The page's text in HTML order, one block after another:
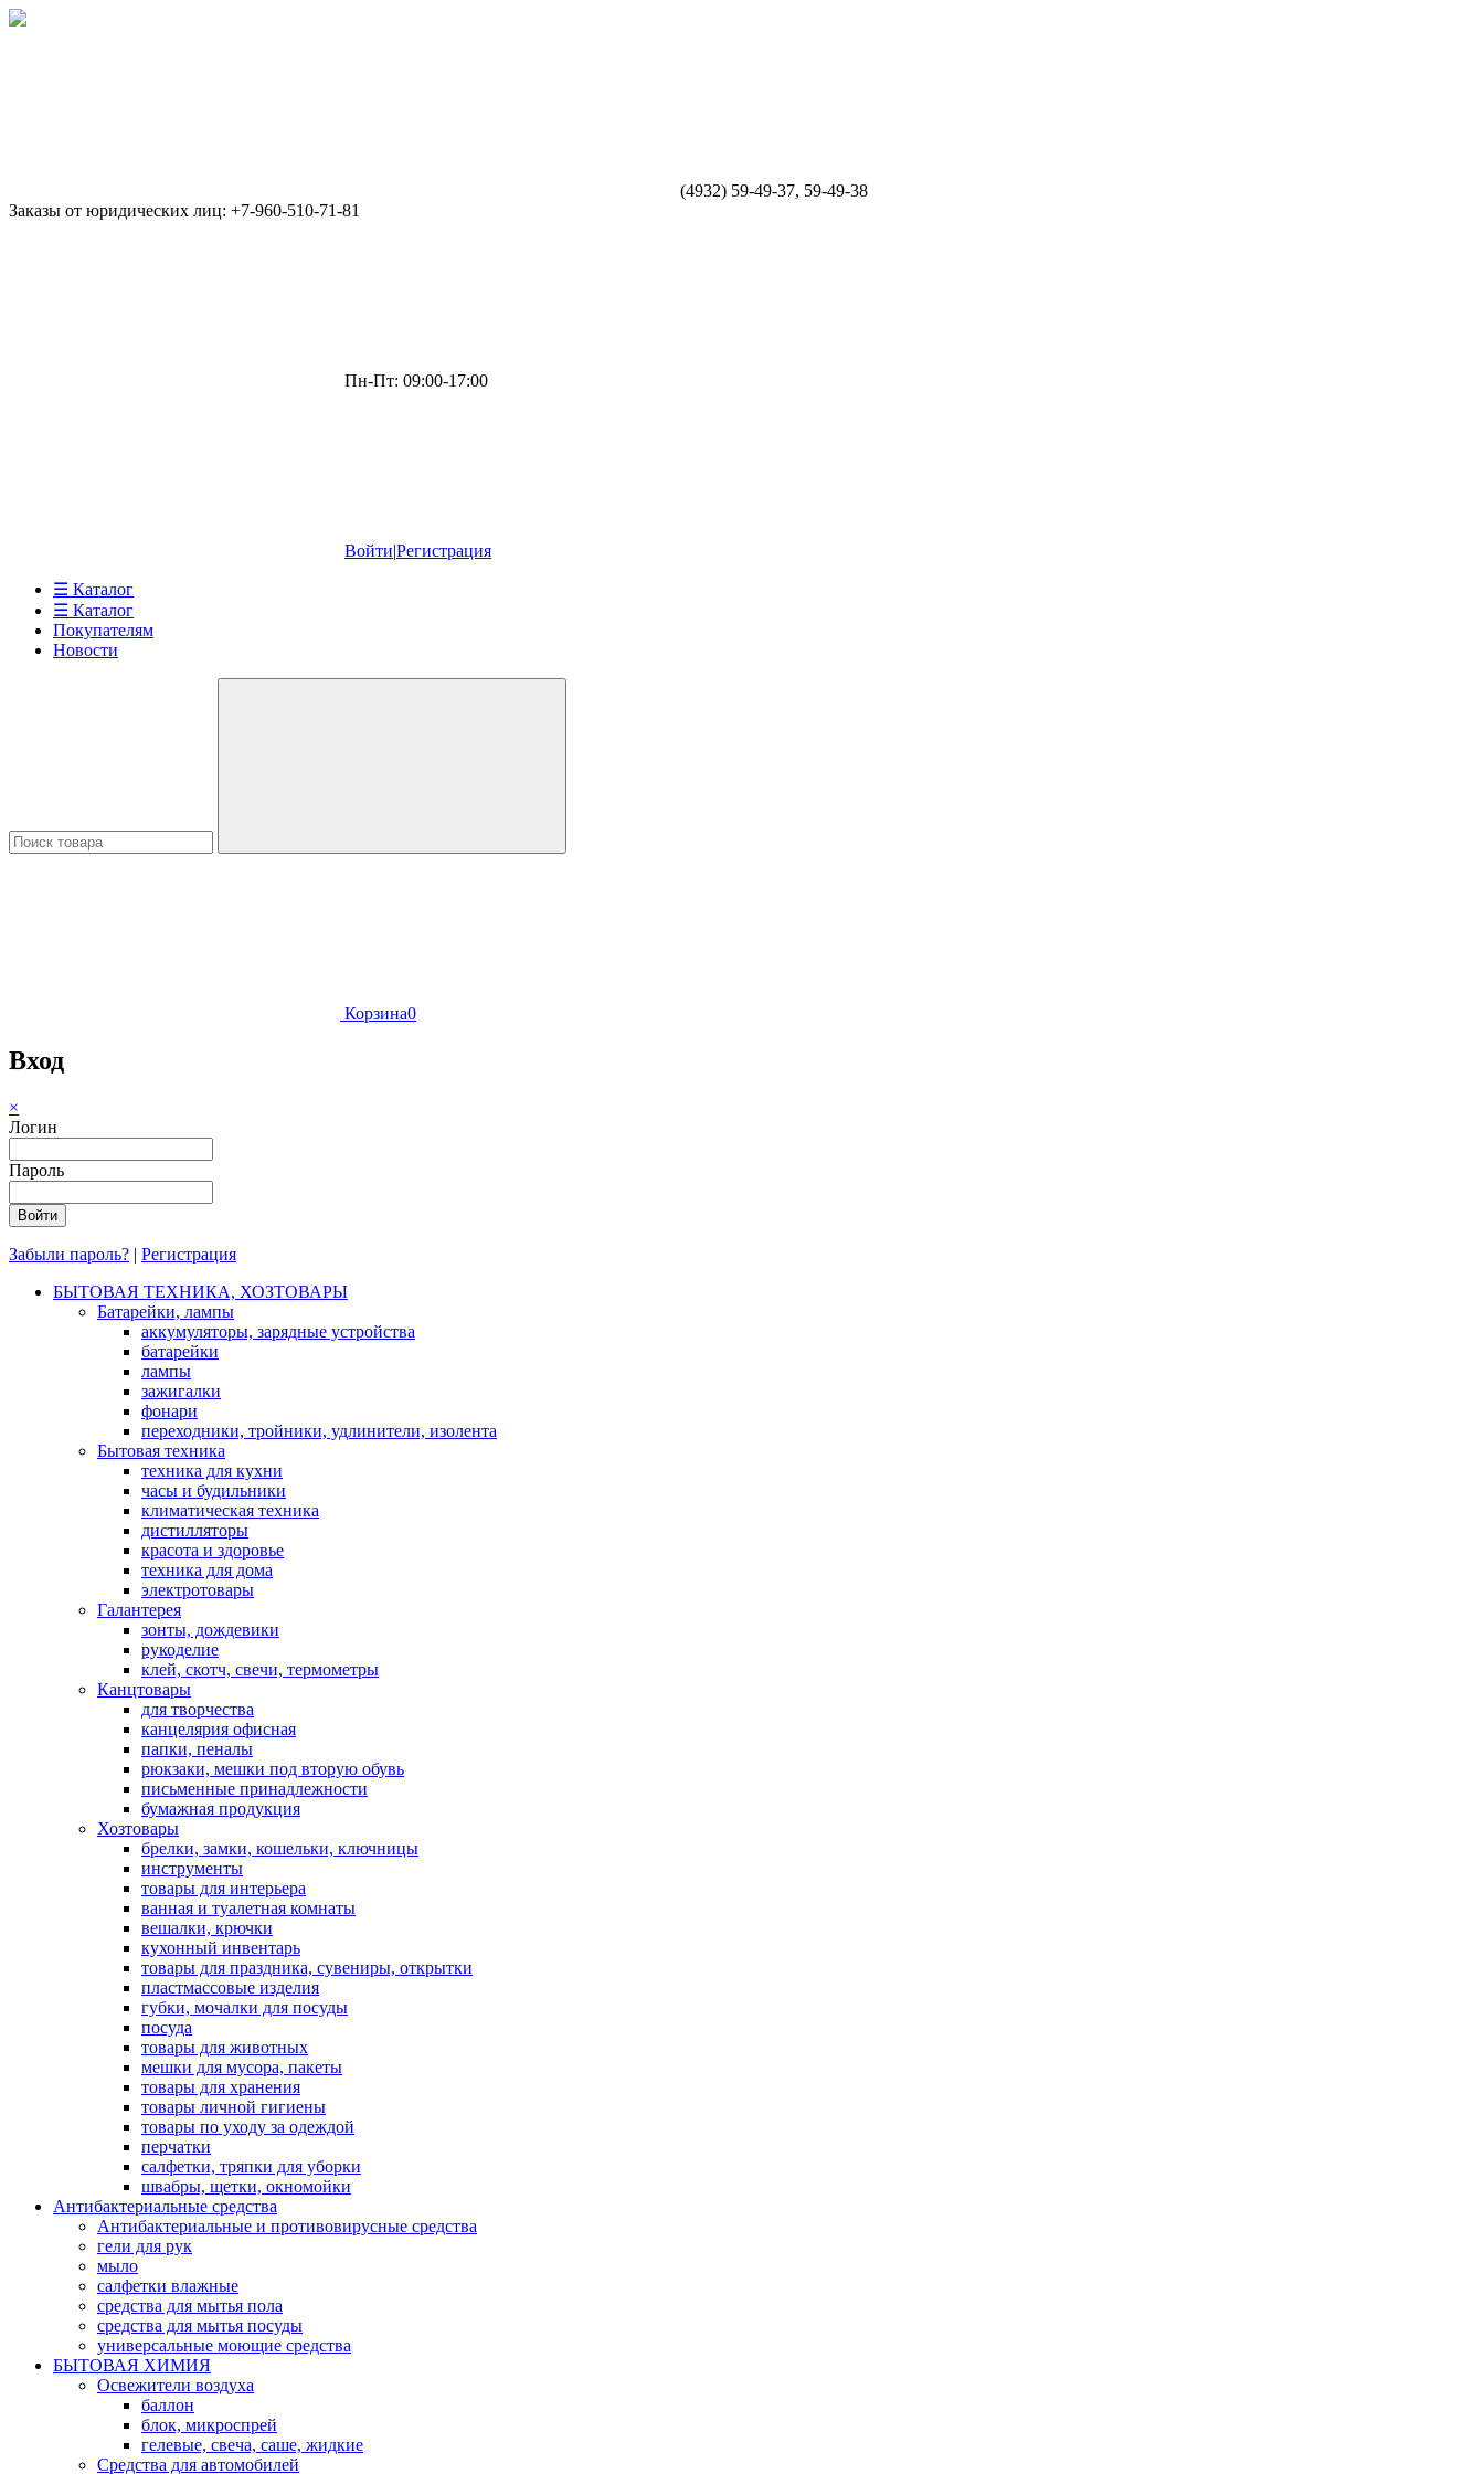
(4932) 59-49-37, 59-49-38
Заказы от юридических лиц: +7-960-510-71-81
Пн-Пт: 09:00-17:00
Войти|Регистрация
☰ Каталог
☰ Каталог
Покупателям
Новости
Корзина0
Вход
×
Логин
Пароль
Забыли пароль? | Регистрация
БЫТОВАЯ ТЕХНИКА, ХОЗТОВАРЫ
Батарейки, лампы
аккумуляторы, зарядные устройства
батарейки
лампы
зажигалки
фонари
переходники, тройники, удлинители, изолента
Бытовая техника
техника для кухни
часы и будильники
климатическая техника
дистилляторы
красота и здоровье
техника для дома
электротовары
Галантерея
зонты, дождевики
рукоделие
клей, скотч, свечи, термометры
Канцтовары
для творчества
канцелярия офисная
папки, пеналы
рюкзаки, мешки под вторую обувь
письменные принадлежности
бумажная продукция
Хозтовары
брелки, замки, кошельки, ключницы
инструменты
товары для интерьера
ванная и туалетная комнаты
вешалки, крючки
кухонный инвентарь
товары для праздника, сувениры, открытки
пластмассовые изделия
губки, мочалки для посуды
посуда
товары для животных
мешки для мусора, пакеты
товары для хранения
товары личной гигиены
товары по уходу за одеждой
перчатки
салфетки, тряпки для уборки
швабры, щетки, окномойки
Антибактериальные средства
Антибактериальные и противовирусные средства
гели для рук
мыло
салфетки влажные
средства для мытья пола
средства для мытья посуды
универсальные моющие средства
БЫТОВАЯ ХИМИЯ
Освежители воздуха
баллон
блок, микроспрей
гелевые, свеча, саше, жидкие
Средства для автомобилей